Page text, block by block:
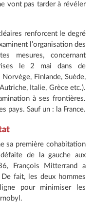
vont pas tarder à révéler
renforcent le degré
l’organisation des
mesures, concernant
le 2 mai dans de
Finlande, Suède,
Italie, Grèce etc.).
à ses frontières.
pays. Sauf un : la France.
sa première cohabitation
de la gauche aux
François Mitterrand a
fait, les deux hommes
pour minimiser les